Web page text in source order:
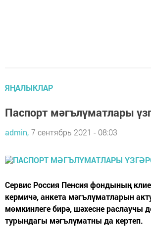
ЯҢАЛЫКЛАР
Паспорт мәгълүматлары
admin, 7 сентябрь 2021 - 08:03
Сервис Россия Пенсия фондының
кермичә, анкета мәгълүматларын
мөмкинлеге бирә, шәхесне раслаучы
турындагы мәгълүматны да кертеп.